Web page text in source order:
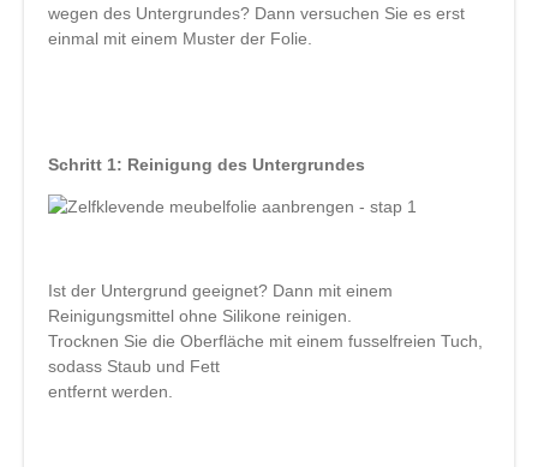
wegen des Untergrundes? Dann versuchen Sie es erst
einmal mit einem Muster der Folie.
Schritt 1: Reinigung des Untergrundes
Ist der Untergrund geeignet? Dann mit einem
Reinigungsmittel ohne Silikone reinigen.
Trocknen Sie die Oberfläche mit einem fusselfreien Tuch,
sodass Staub und Fett
entfernt werden.